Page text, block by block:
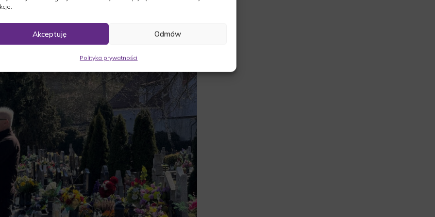
Akceptuję Odmów
Polityka prywatności